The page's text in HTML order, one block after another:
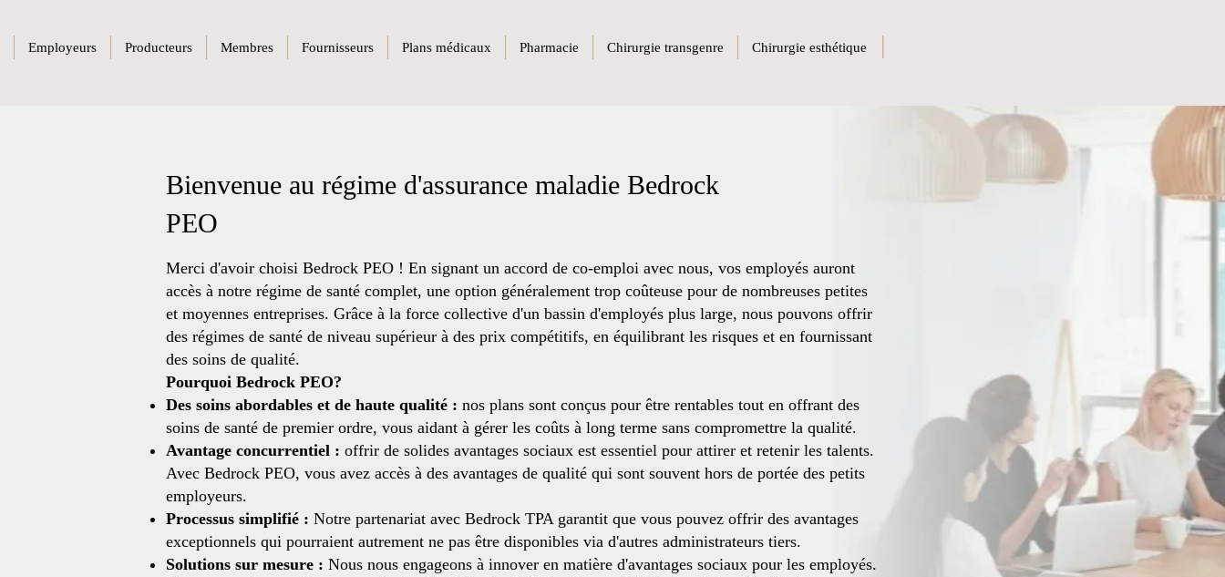
Employeurs Producteurs Membres Fournisseurs Plans médicaux Pharmacie Chirurgie transgenre Chirurgie esthétique |
Bienvenue au régime d'assurance maladie Bedrock
PEO
Merci d'avoir choisi Bedrock PEO ! En signant un accord de co-emploi avec nous, vos employés auront
accès à notre régime de santé complet, une option généralement trop coûteuse pour de nombreuses petites
et moyennes entreprises. Grâce à la force collective d'un bassin d'employés plus large, nous pouvons offrir
des régimes de santé de niveau supérieur à des prix compétitifs, en équilibrant les risques et en fournissant
des soins de qualité.
Pourquoi Bedrock PEO?
Des soins abordables et de haute qualité : nos plans sont conçus pour être rentables tout en offrant des
soins de santé de premier ordre, vous aidant à gérer les coûts à long terme sans compromettre la qualité.
Avantage concurrentiel : offrir de solides avantages sociaux est essentiel pour attirer et retenir les talents.
Avec Bedrock PEO, vous avez accès à des avantages de qualité qui sont souvent hors de portée des petits
employeurs.
Processus simplifié : Notre partenariat avec Bedrock TPA garantit que vous pouvez offrir des avantages
exceptionnels qui pourraient autrement ne pas être disponibles via d'autres administrateurs tiers.
Solutions sur mesure : Nous nous engageons à innover en matière d'avantages sociaux pour les employés.